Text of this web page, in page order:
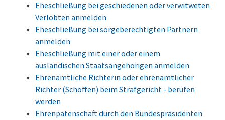
Eheschließung bei geschiedenen oder verwitweten
Verlobten anmelden
Eheschließung bei sorgeberechtigten Partnern
anmelden
Eheschließung mit einer oder einem
ausländischen Staatsangehörigen anmelden
Ehrenamtliche Richterin oder ehrenamtlicher
Richter (Schöffen) beim Strafgericht - berufen
werden
Ehrenpatenschaft durch den Bundespräsidenten